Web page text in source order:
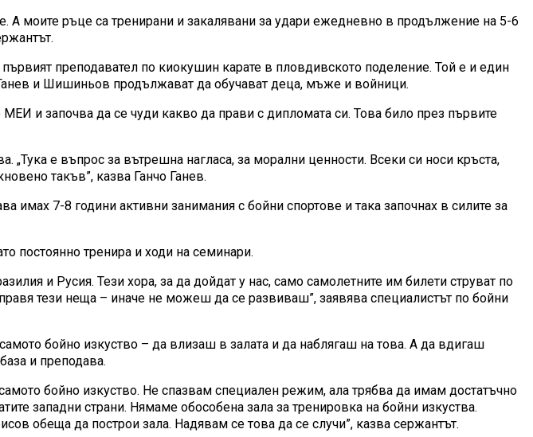
А моите ръце са тренирани и закалявани за удари ежедневно в продължение на 5-6
преподавател по киокушин карате в пловдивското поделение. Той е и един
и Шишиньов продължават да обучават деца, мъже и войници.
и започва да се чуди какво да прави с дипломата си. Това било през първите
„Тука е въпрос за вътрешна нагласа, за морални ценности. Всеки си носи кръста,
такъв”, казва Ганчо Ганев.
7-8 години активни занимания с бойни спортове и така започнах в силите за
постоянно тренира и ходи на семинари.
и Русия. Тези хора, за да дойдат у нас, само самолетните им билети струват по
тези неща – иначе не можеш да се развиваш”, заявява специалистът по бойни
бойно изкуство – да влизаш в залата и да наблягаш на това. А да вдигаш
и преподава.
бойно изкуство. Не спазвам специален режим, ала трябва да имам достатъчно
западни страни. Нямаме обособена зала за тренировка на бойни изкуства.
обеща да построи зала. Надявам се това да се случи”, казва сержантът.